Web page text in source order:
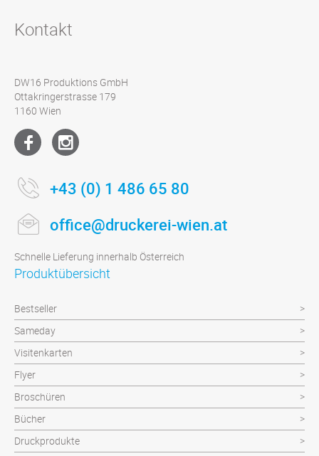
Kontakt
DW16 Produktions GmbH
Ottakringerstrasse 179
1160 Wien
+43 (0) 1 486 65 80
office@druckerei-wien.at
Schnelle Lieferung innerhalb Österreich
Produktübersicht
Bestseller
Sameday
Visitenkarten
Flyer
Broschüren
Bücher
Druckprodukte